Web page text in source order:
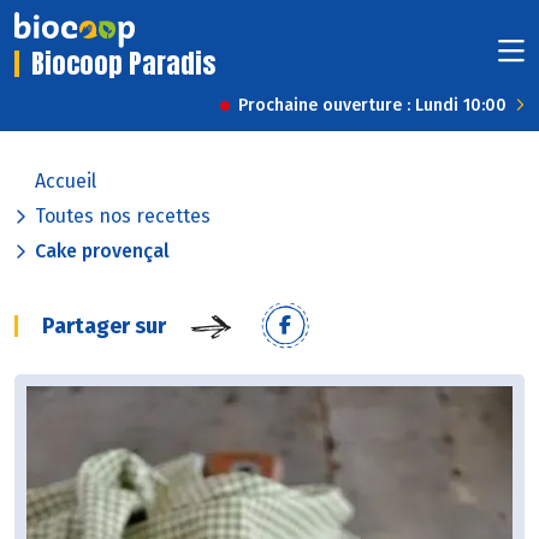
Biocoop Paradis
Prochaine ouverture : Lundi 10:00
Accueil
Toutes nos recettes
Cake provençal
Partager sur